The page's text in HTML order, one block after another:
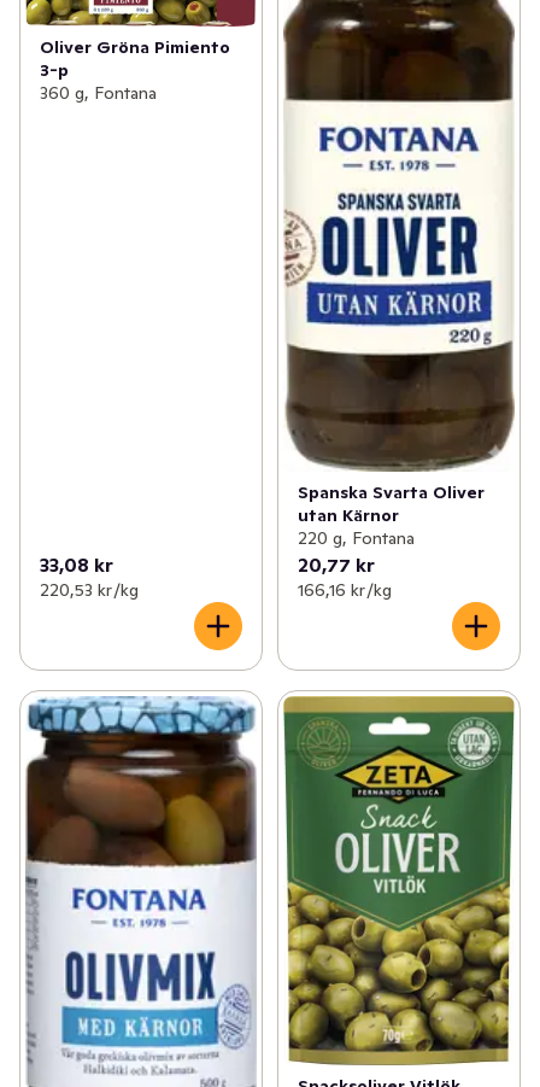
Oliver Gröna Pimiento
3-p
360 g, Fontana
33,08 kr
220,53 kr /kg
Spanska Svarta Oliver
utan Kärnor
220 g, Fontana
20,77 kr
166,16 kr /kg